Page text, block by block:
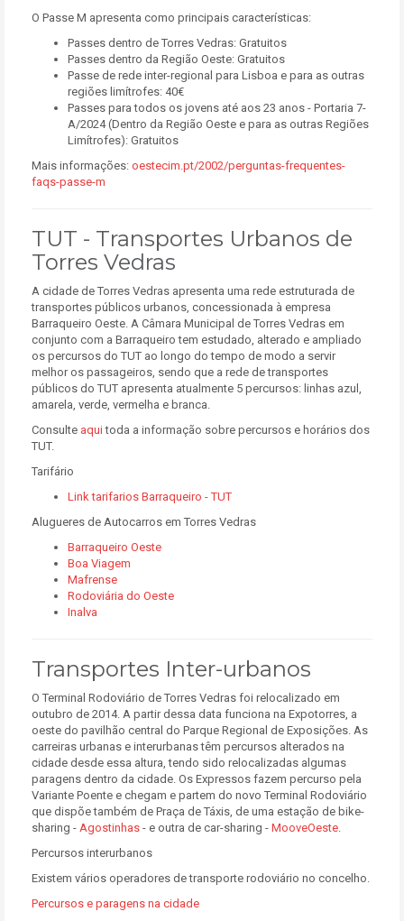
O Passe M apresenta como principais características:
Passes dentro de Torres Vedras: Gratuitos
Passes dentro da Região Oeste: Gratuitos
Passe de rede inter-regional para Lisboa e para as outras
regiões limítrofes: 40€
Passes para todos os jovens até aos 23 anos - Portaria 7-
A/2024 (Dentro da Região Oeste e para as outras Regiões
Limítrofes): Gratuitos
Mais informações: oestecim.pt/2002/perguntas-frequentes-
faqs-passe-m
TUT - Transportes Urbanos de
Torres Vedras
A cidade de Torres Vedras apresenta uma rede estruturada de
transportes públicos urbanos, concessionada à empresa
Barraqueiro Oeste. A Câmara Municipal de Torres Vedras em
conjunto com a Barraqueiro tem estudado, alterado e ampliado
os percursos do TUT ao longo do tempo de modo a servir
melhor os passageiros, sendo que a rede de transportes
públicos do TUT apresenta atualmente 5 percursos: linhas azul,
amarela, verde, vermelha e branca.
Consulte aqui toda a informação sobre percursos e horários dos
TUT.
Tarifário
Link tarifarios Barraqueiro - TUT
Alugueres de Autocarros em Torres Vedras
Barraqueiro Oeste
Boa Viagem
Mafrense
Rodoviária do Oeste
Inalva
Transportes Inter-urbanos
O Terminal Rodoviário de Torres Vedras foi relocalizado em
outubro de 2014. A partir dessa data funciona na Expotorres, a
oeste do pavilhão central do Parque Regional de Exposições. As
carreiras urbanas e interurbanas têm percursos alterados na
cidade desde essa altura, tendo sido relocalizadas algumas
paragens dentro da cidade. Os Expressos fazem percurso pela
Variante Poente e chegam e partem do novo Terminal Rodoviário
que dispõe também de Praça de Táxis, de uma estação de bike-
sharing - Agostinhas - e outra de car-sharing - MooveOeste.
Percursos interurbanos
Existem vários operadores de transporte rodoviário no concelho.
Percursos e paragens na cidade